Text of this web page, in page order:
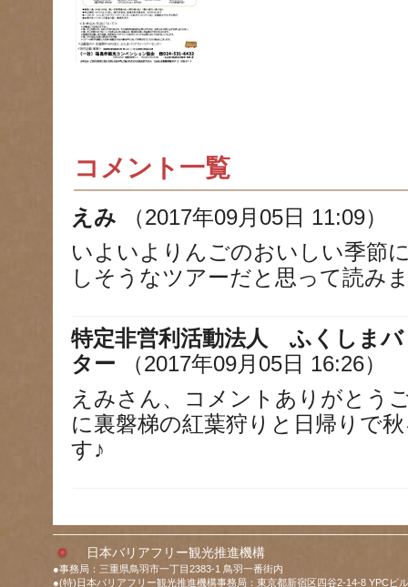
コメント一覧
えみ
（2017年09月05日 11:09）
いよいよりんごのおいしい季節
しそうなツアーだと思って読み
特定非営利活動法人 ふくしま
ター
（2017年09月05日 16:26）
えみさん、コメントありがとう
に裏磐梯の紅葉狩りと日帰りで
す♪
日本バリアフリー観光推進機構
●事務局：三重県鳥羽市一丁目2383-1 鳥羽一番街内
●(特)日本バリアフリー観光推進機構事務局：東京都新宿区四谷2-14-8 YPCビ